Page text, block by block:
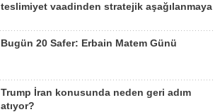
teslimiyet vaadinden stratejik aşağılanmaya
Bugün 20 Safer: Erbain Matem Günü
Trump İran konusunda neden geri adım
atıyor?